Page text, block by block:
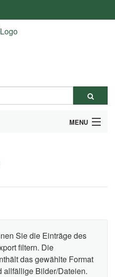
MENU
Sie die Einträge des
filtern. Die
das gewählte Format
allfällige Bilder/Dateien.